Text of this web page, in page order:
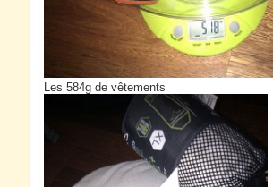
Les 584g de vêtements